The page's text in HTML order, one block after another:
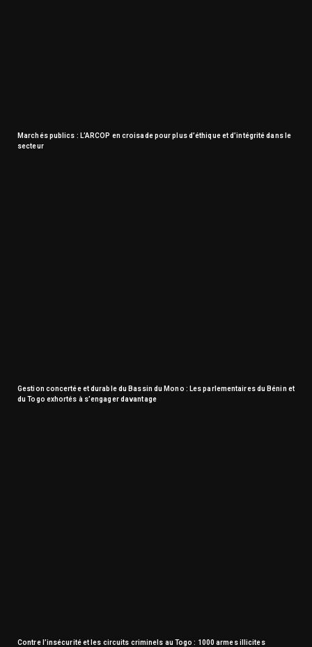
Marchés publics : L’ARCOP en croisade pour plus d’éthique et d’intégrité dans le
secteur
Gestion concertée et durable du Bassin du Mono : Les parlementaires du Bénin et
du Togo exhortés à s’engager davantage
Contre l’insécurité et les circuits criminels au Togo : 1000 armes illicites